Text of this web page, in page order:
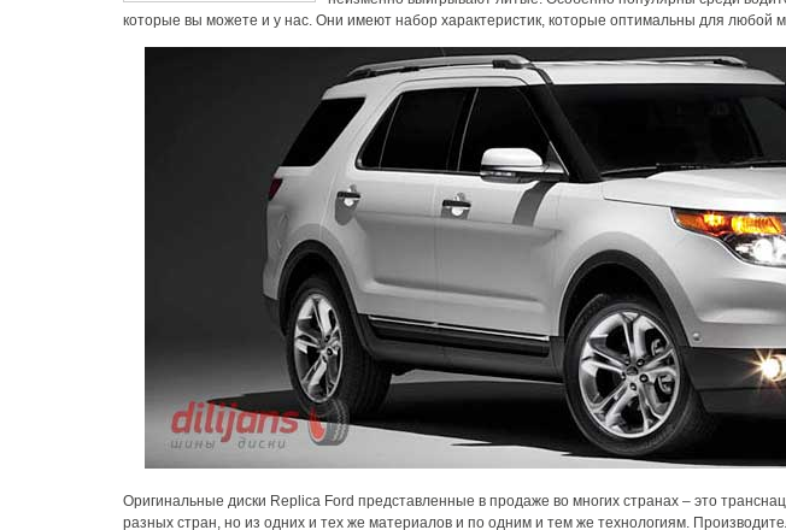
которые вы можете и у нас. Они имеют набор характеристик, которые оптимальны для любой
Оригинальные диски Replica Ford представленные в продаже во многих странах – это
разных стран, но из одних и тех же материалов и по одним и тем же технологиям.